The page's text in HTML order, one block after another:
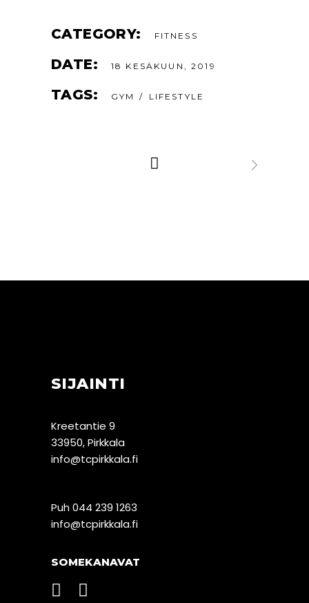
CATEGORY: FITNESS
DATE: 18 KESÄKUUN, 2019
TAGS: GYM LIFESTYLE
SIJAINTI
Kreetantie 9
33950, Pirkkala
info@tcpirkkala.fi
Puh 044 239 1263
info@tcpirkkala.fi
SOMEKANAVAT